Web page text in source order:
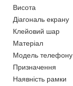
Висота
Діагональ екрану
Клейовий шар
Матеріал
Модель телефону
Призначення
Наявність рамки